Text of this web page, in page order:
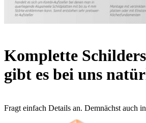
Komplette
gibt es bei uns
Fragt einfach Details an. Demnächst auch